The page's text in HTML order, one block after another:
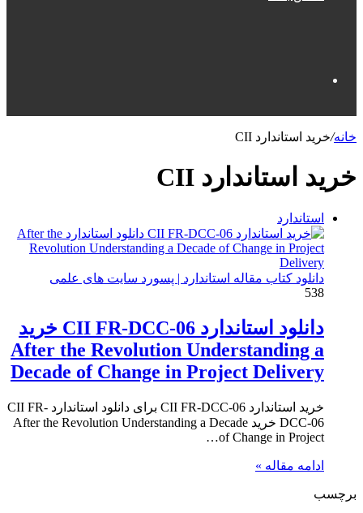
خانه/خرید استاندارد CII
خرید استاندارد CII
استاندارد
دانلود کتاب مقاله استاندارد | پسورد سایت های علمی
538
دانلود استاندارد CII FR-DCC-06 خرید
After the Revolution Understanding a
Decade of Change in Project Delivery
خرید استاندارد CII FR-DCC-06 برای دانلود استاندارد CII FR-
DCC-06 خرید After the Revolution Understanding a Decade
of Change in Project…
ادامه مقاله »
برچسب